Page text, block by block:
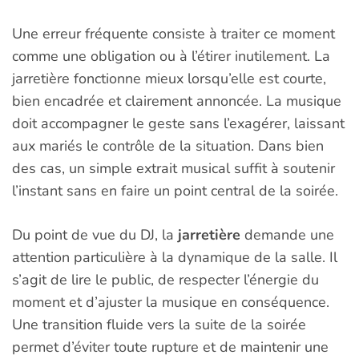
Une erreur fréquente consiste à traiter ce moment
comme une obligation ou à l’étirer inutilement. La
jarretière fonctionne mieux lorsqu’elle est courte,
bien encadrée et clairement annoncée. La musique
doit accompagner le geste sans l’exagérer, laissant
aux mariés le contrôle de la situation. Dans bien
des cas, un simple extrait musical suffit à soutenir
l’instant sans en faire un point central de la soirée.
Du point de vue du DJ, la jarretière demande une
attention particulière à la dynamique de la salle. Il
s’agit de lire le public, de respecter l’énergie du
moment et d’ajuster la musique en conséquence.
Une transition fluide vers la suite de la soirée
permet d’éviter toute rupture et de maintenir une